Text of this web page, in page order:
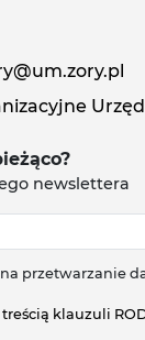
newslettera
przetwarzanie
treścią klauzuli